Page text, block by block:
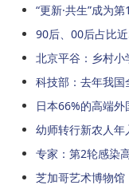
“更新·共生”成为
90后、00后占比
北京平谷：乡村
科技部：去年我
日本66%的高端
幼师转行新农人
专家：第2轮感染
芝加哥艺术博物